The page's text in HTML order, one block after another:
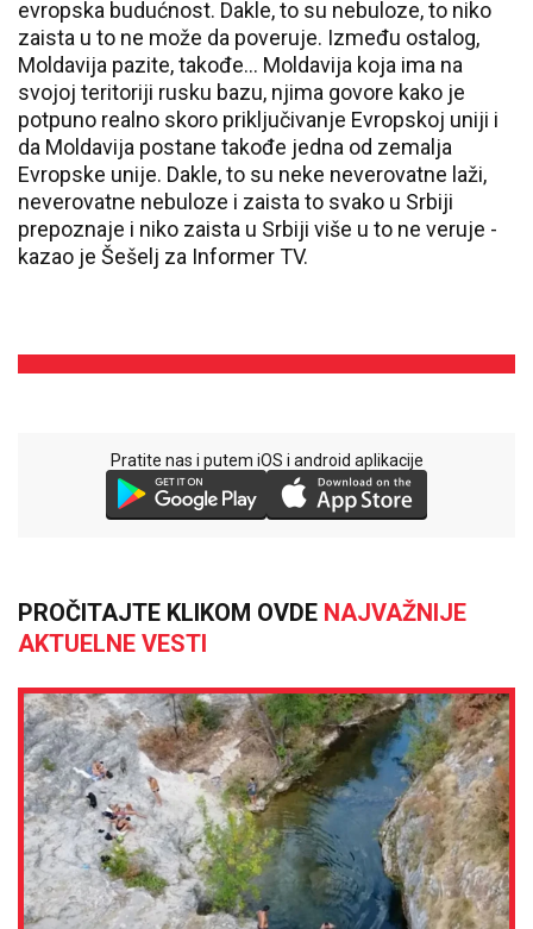
evropska budućnost. Dakle, to su nebuloze, to niko
zaista u to ne može da poveruje. Između ostalog,
Moldavija pazite, takođe... Moldavija koja ima na
svojoj teritoriji rusku bazu, njima govore kako je
potpuno realno skoro priključivanje Evropskoj uniji i
da Moldavija postane takođe jedna od zemalja
Evropske unije. Dakle, to su neke neverovatne laži,
neverovatne nebuloze i zaista to svako u Srbiji
prepoznaje i niko zaista u Srbiji više u to ne veruje -
kazao je Šešelj za Informer TV.
Pratite nas i putem iOS i android aplikacije
PROČITAJTE KLIKOM OVDE NAJVAŽNIJE
AKTUELNE VESTI